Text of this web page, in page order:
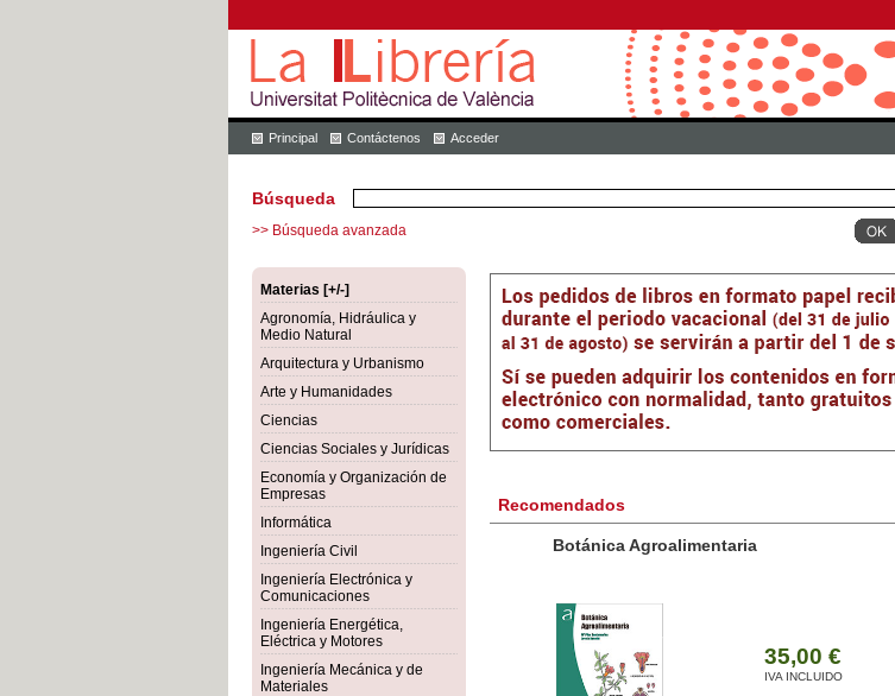
Principal Contáctenos Acceder
Búsqueda
>> Búsqueda avanzada
Materias [+/-]
Agronomía, Hidráulica y
Medio Natural
Arquitectura y Urbanismo
Arte y Humanidades
Ciencias
Ciencias Sociales y Jurídicas
Economía y Organización de
Empresas
Informática
Ingeniería Civil
Ingeniería Electrónica y
Comunicaciones
Ingeniería Energética,
Eléctrica y Motores
Ingeniería Mecánica y de
Materiales
Recomendados
Botánica Agroalimentaria
35,00 €
IVA INCLUIDO